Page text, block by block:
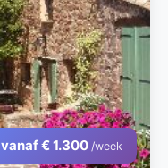
vanaf € 1.300 /week